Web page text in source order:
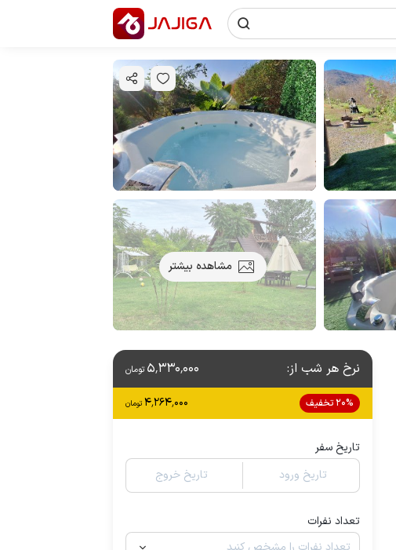
مشاهده بیشتر
نرخ هر شب از: 5٬330٬000 تومان
20% تخفیف 4٬264٬000 تومان
تاریخ سفر
تاریخ ورود
تاریخ خروج
تعداد نفرات